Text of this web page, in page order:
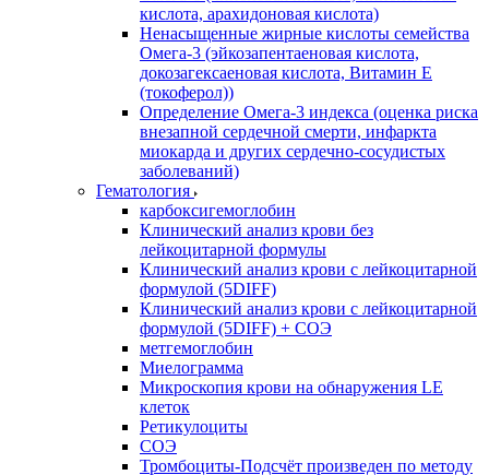
кислота, арахидоновая кислота)
Ненасыщенные жирные кислоты семейства
Омега-3 (эйкозапентаеновая кислота,
докозагексаеновая кислота, Витамин E
(токоферол))
Определение Омега-3 индекса (оценка риска
внезапной сердечной смерти, инфаркта
миокарда и других сердечно-сосудистых
заболеваний)
Гематология
карбоксигемоглобин
Клинический анализ крови без
лейкоцитарной формулы
Клинический анализ крови с лейкоцитарной
формулой (5DIFF)
Клинический анализ крови с лейкоцитарной
формулой (5DIFF) + СОЭ
метгемоглобин
Миелограмма
Микроскопия крови на обнаружения LE
клеток
Ретикулоциты
СОЭ
Тромбоциты-Подсчёт произведен по методу